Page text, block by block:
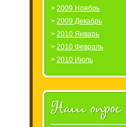
2009 Ноябрь
2009 Декабрь
2010 Январь
2010 Февраль
2010 Июль
Наш опрос